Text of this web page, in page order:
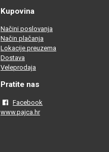
Kupovina
Načini poslovanja
Način plačanja
Lokacije preuzema
Dostava
Veleprodaja
Pratite nas
Facebook
www.pajca.hr